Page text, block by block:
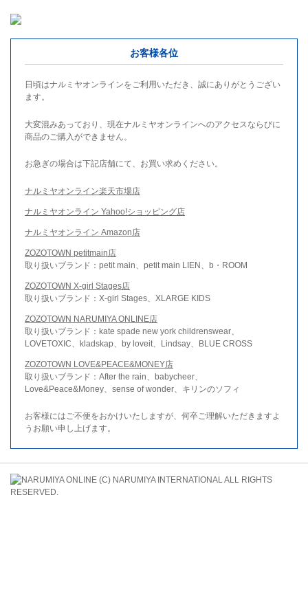
お客様各位
日頃はナルミヤオンラインをご利用いただき、誠にありがとうござい
ます。
大変混みあっており、現在ナルミヤオンラインへのアクセスならびに
商品のご購入ができません。
お急ぎの場合は下記店舗にて、お買い求めください。
ナルミヤオンライン楽天市場店
ナルミヤオンライン Yahoo!ショッピング店
ナルミヤオンライン Amazon店
ZOZOTOWN petitmain店
取り扱いブランド：petit main、petit main LIEN、b・ROOM
ZOZOTOWN X-girl Stages店
取り扱いブランド：X-girl Stages、XLARGE KIDS
ZOZOTOWN NARUMIYA ONLINE店
取り扱いブランド：kate spade new york childrenswear、
LOVETOXIC、kladskap、by loveit、Lindsay、BLUE CROSS
ZOZOTOWN LOVE&PEACE&MONEY店
取り扱いブランド：After the rain、babycheer、
Love&Peace&Money、sense of wonder、キリンのソフィ
お客様にはご不便をおかけいたしますが、何卒ご理解いただきますよ
うお願い申し上げます。